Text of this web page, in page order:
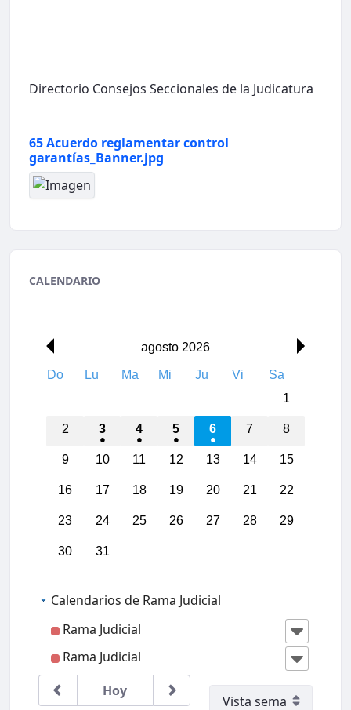
Directorio Consejos Seccionales de la Judicatura
65 Acuerdo reglamentar control
garantías_Banner.jpg
CALENDARIO
agosto 2026
Do Lu Ma Mi Ju Vi
Sa
1
2 3 4 5 6 7 8
9 10 11 12 13 14 15
16 17 18 19 20 21 22
23 24 25 26 27 28 29
30 31
Calendarios de Rama Judicial
Rama Judicial
Rama Judicial
Hoy
01:00
04:00
08:00
greso